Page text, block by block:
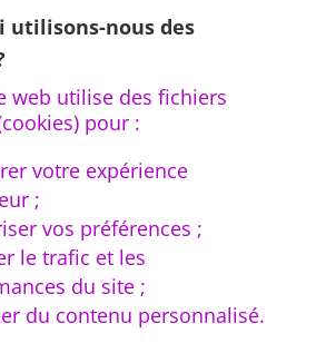
utilisons-nous des
web utilise des fichiers
pour :
votre expérience
;
vos préférences ;
le trafic et les
du site ;
du contenu personnalisé.